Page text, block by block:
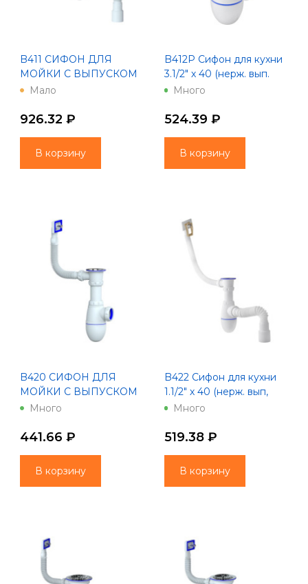
B411 CИФОН ДЛЯ
МОЙКИ С ВЫПУСКОМ
1 1/2 И КРУГЛЫМ
ОТВОДА
Мало
926.32 ₽
В корзину
B412P Сифон для кухни
3.1/2" х 40 (нерж. вып.
диам. 112), Unicorn
Много
524.39 ₽
В корзину
B420 CИФОН ДЛЯ
МОЙКИ С ВЫПУСКОМ
1 1/2 И
ПЕРЕЛИВОМ, БЕЗ
Много
441.66 ₽
В корзину
B422 Сифон для кухни
1.1/2" х 40 (нерж. вып,
прямоугольный
Unicorn
Много
519.38 ₽
В корзину